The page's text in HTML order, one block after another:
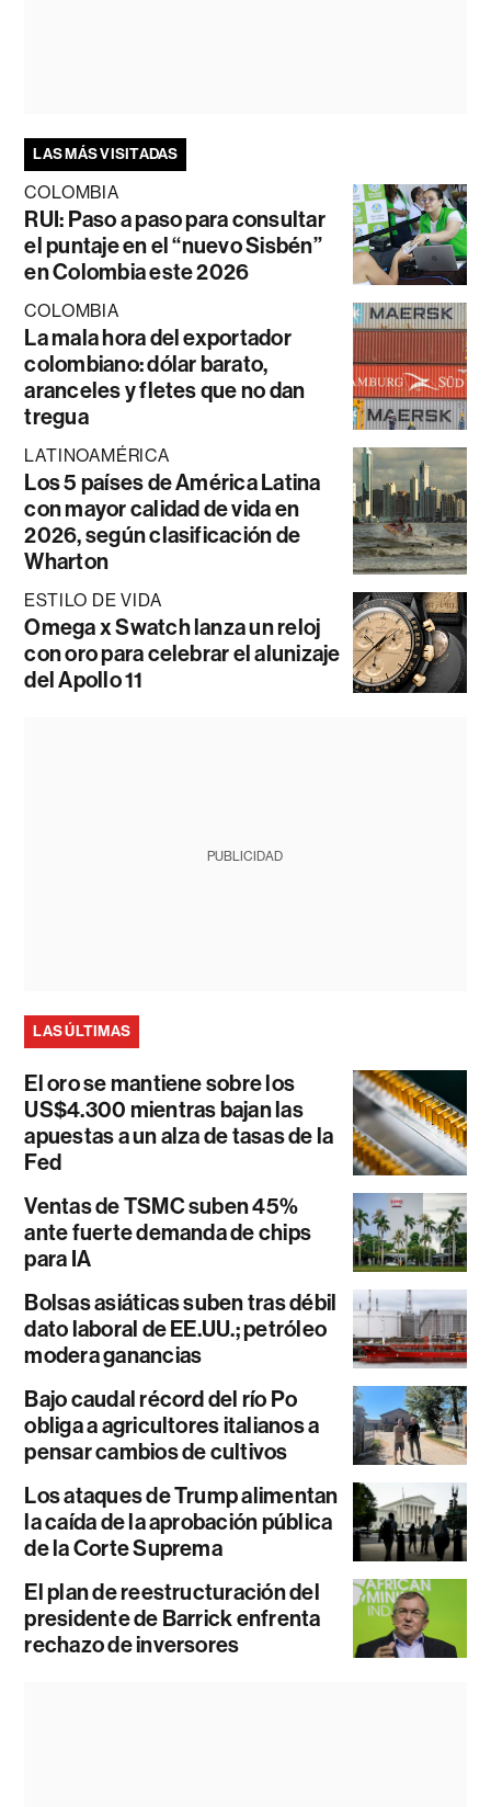
LAS MÁS VISITADAS
COLOMBIA
RUI: Paso a paso para consultar
el puntaje en el “nuevo Sisbén”
en Colombia este 2026
COLOMBIA
La mala hora del exportador
colombiano: dólar barato,
aranceles y fletes que no dan
tregua
LATINOAMÉRICA
Los 5 países de América Latina
con mayor calidad de vida en
2026, según clasificación de
Wharton
ESTILO DE VIDA
Omega x Swatch lanza un reloj
con oro para celebrar el alunizaje
del Apollo 11
PUBLICIDAD
LAS ÚLTIMAS
El oro se mantiene sobre los
US$4.300 mientras bajan las
apuestas a un alza de tasas de la
Fed
Ventas de TSMC suben 45%
ante fuerte demanda de chips
para IA
Bolsas asiáticas suben tras débil
dato laboral de EE.UU.; petróleo
modera ganancias
Bajo caudal récord del río Po
obliga a agricultores italianos a
pensar cambios de cultivos
Los ataques de Trump alimentan
la caída de la aprobación pública
de la Corte Suprema
El plan de reestructuración del
presidente de Barrick enfrenta
rechazo de inversores